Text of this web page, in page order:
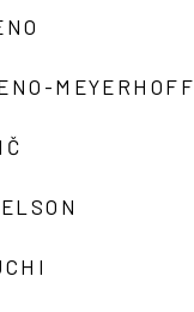
MEYERHOFF